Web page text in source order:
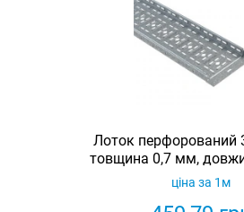
Лоток перфорований
товщина 0,7 мм,
ціна за 1м